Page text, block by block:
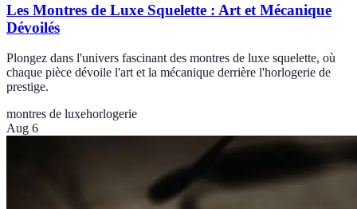
Les Montres de Luxe Squelette : Art et Mécanique
Dévoilés
Plongez dans l'univers fascinant des montres de luxe squelette, où
chaque pièce dévoile l'art et la mécanique derrière l'horlogerie de
prestige.
montres de luxehorlogerie
Aug 6